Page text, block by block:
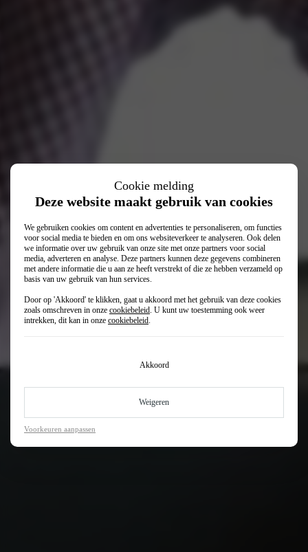
Cookie melding
Deze website maakt gebruik van cookies
We gebruiken cookies om content en advertenties te personaliseren, om functies
voor social media te bieden en om ons websiteverkeer te analyseren. Ook delen
we informatie over uw gebruik van onze site met onze partners voor social
media, adverteren en analyse. Deze partners kunnen deze gegevens combineren
met andere informatie die u aan ze heeft verstrekt of die ze hebben verzameld op
basis van uw gebruik van hun services.
Door op 'Akkoord' te klikken, gaat u akkoord met het gebruik van deze cookies
zoals omschreven in onze cookiebeleid . U kunt uw toestemming ook weer
intrekken, dit kan in onze cookiebeleid
Akkoord
Weigeren
Voorkeuren aanpassen